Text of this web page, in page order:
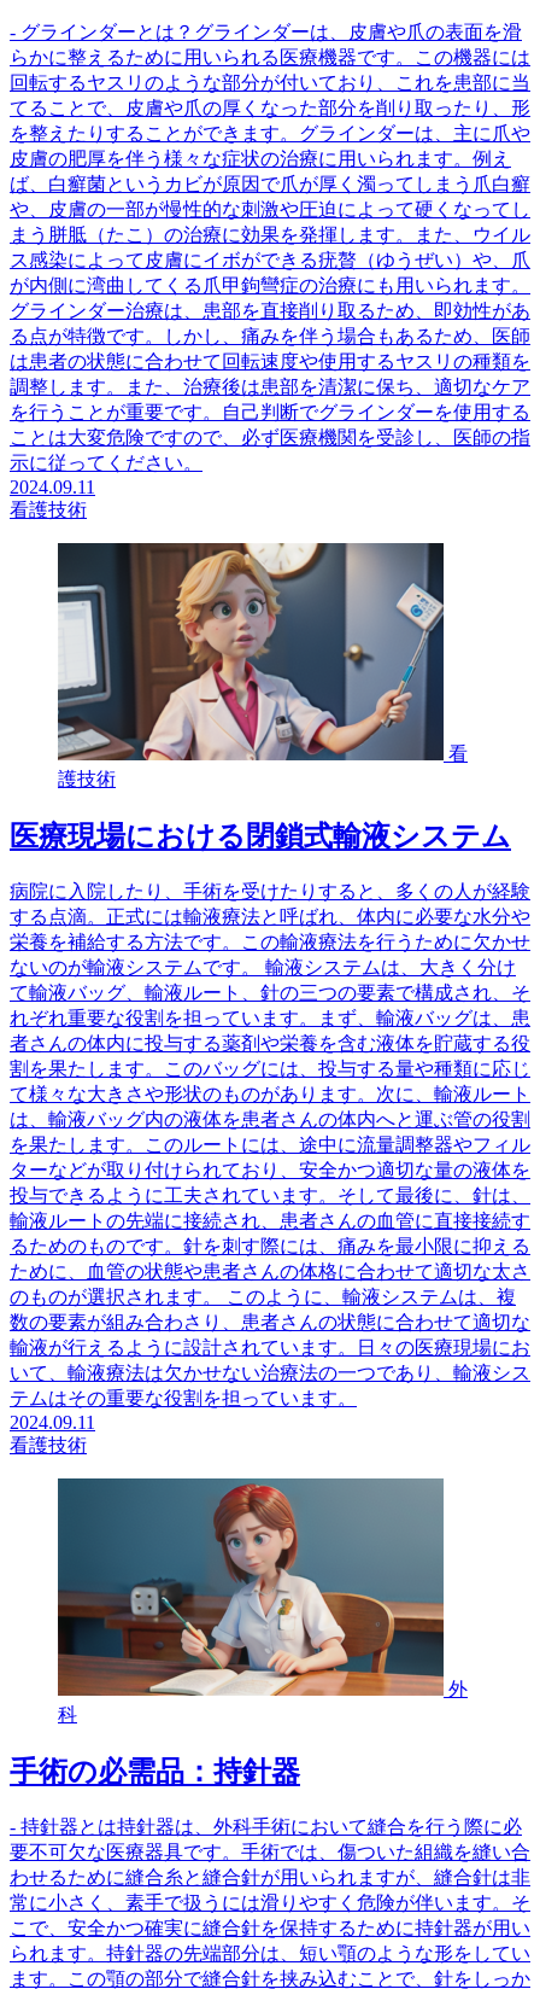
- グラインダーとは？グラインダーは、皮膚や爪の表面を滑
らかに整えるために用いられる医療機器です。この機器には
回転するヤスリのような部分が付いており、これを患部に当
てることで、皮膚や爪の厚くなった部分を削り取ったり、形
を整えたりすることができます。グラインダーは、主に爪や
皮膚の肥厚を伴う様々な症状の治療に用いられます。例え
ば、白癬菌というカビが原因で爪が厚く濁ってしまう爪白癬
や、皮膚の一部が慢性的な刺激や圧迫によって硬くなってし
まう胼胝（たこ）の治療に効果を発揮します。また、ウイル
ス感染によって皮膚にイボができる疣贅（ゆうぜい）や、爪
が内側に湾曲してくる爪甲鉤彎症の治療にも用いられます。
グラインダー治療は、患部を直接削り取るため、即効性があ
る点が特徴です。しかし、痛みを伴う場合もあるため、医師
は患者の状態に合わせて回転速度や使用するヤスリの種類を
調整します。また、治療後は患部を清潔に保ち、適切なケア
を行うことが重要です。自己判断でグラインダーを使用する
ことは大変危険ですので、必ず医療機関を受診し、医師の指
示に従ってください。
2024.09.11
看護技術
看
護技術
医療現場における閉鎖式輸液システム
病院に入院したり、手術を受けたりすると、多くの人が経験
する点滴。正式には輸液療法と呼ばれ、体内に必要な水分や
栄養を補給する方法です。この輸液療法を行うために欠かせ
ないのが輸液システムです。 輸液システムは、大きく分け
て輸液バッグ、輸液ルート、針の三つの要素で構成され、そ
れぞれ重要な役割を担っています。まず、輸液バッグは、患
者さんの体内に投与する薬剤や栄養を含む液体を貯蔵する役
割を果たします。このバッグには、投与する量や種類に応じ
て様々な大きさや形状のものがあります。次に、輸液ルート
は、輸液バッグ内の液体を患者さんの体内へと運ぶ管の役割
を果たします。このルートには、途中に流量調整器やフィル
ターなどが取り付けられており、安全かつ適切な量の液体を
投与できるように工夫されています。そして最後に、針は、
輸液ルートの先端に接続され、患者さんの血管に直接接続す
るためのものです。針を刺す際には、痛みを最小限に抑える
ために、血管の状態や患者さんの体格に合わせて適切な太さ
のものが選択されます。 このように、輸液システムは、複
数の要素が組み合わさり、患者さんの状態に合わせて適切な
輸液が行えるように設計されています。日々の医療現場にお
いて、輸液療法は欠かせない治療法の一つであり、輸液シス
テムはその重要な役割を担っています。
2024.09.11
看護技術
外
科
手術の必需品：持針器
- 持針器とは持針器は、外科手術において縫合を行う際に必
要不可欠な医療器具です。手術では、傷ついた組織を縫い合
わせるために縫合糸と縫合針が用いられますが、縫合針は非
常に小さく、素手で扱うには滑りやすく危険が伴います。そ
こで、安全かつ確実に縫合針を保持するために持針器が用い
られます。持針器の先端部分は、短い顎のような形をしてい
ます。この顎の部分で縫合針を挟み込むことで、針をしっか